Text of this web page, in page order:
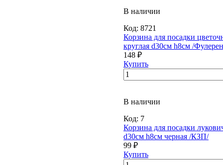
В наличии
Код: 8721
Корзина для посадки
круглая d30см h8см /
148 ₽
Купить
В наличии
Код: 7
Корзина для посадки
d30см h8см черная /КЗП/
99 ₽
Купить